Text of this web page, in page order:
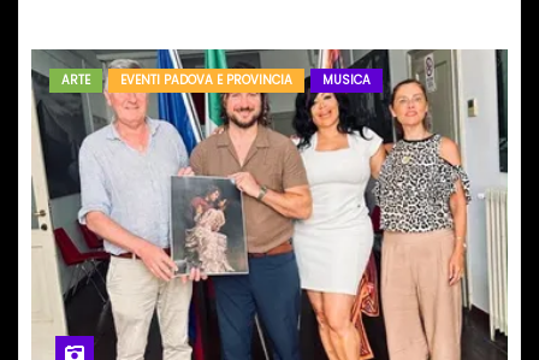
ARTE EVENTI PADOVA E PROVINCIA MUSICA